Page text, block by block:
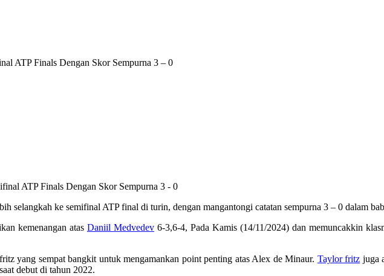
ATP Finals Dengan Skor Sempurna 3 – 0
selangkah ke semifinal ATP final di turin, dengan mangantongi catatan sempurna 3 – 0 dalam
kemenangan atas Daniil Medvedev6-3,6-4, Pada Kamis (14/11/2024) dan memuncakkin
yang sempat bangkit untuk mengamankan point penting atas Alex de Minaur. Taylor fritz juga
debut di tahun 2022.